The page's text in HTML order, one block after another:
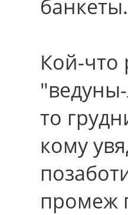
Кой-что
то
кому
промеж